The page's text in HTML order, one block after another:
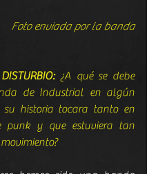
Foto enviada por la banda
¿A qué se debe
de Industrial en algún
su historia tocara tanto en
punk y que estuviera tan